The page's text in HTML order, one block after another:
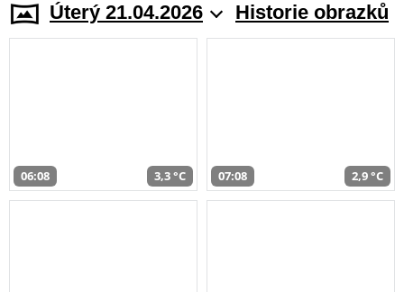
Úterý 21.04.2026 Historie obrazků
06:08 3,3 °C 07:08 2,9 °C